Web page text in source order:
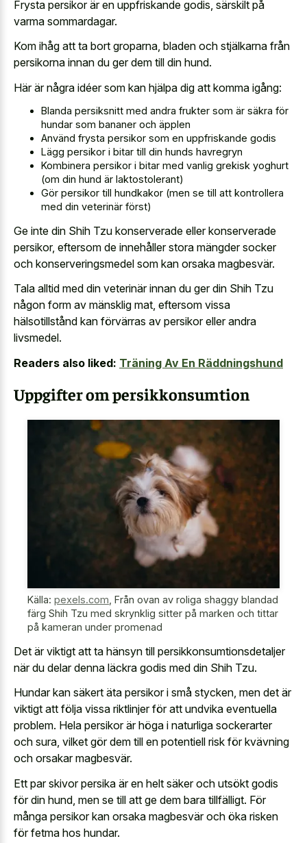
Frysta persikor är en uppfriskande godis, särskilt på
varma sommardagar.
Kom ihåg att ta bort groparna, bladen och stjälkarna från
persikorna innan du ger dem till din hund.
Här är några idéer som kan hjälpa dig att komma igång:
Blanda persiksnitt med andra frukter som är säkra för
hundar som bananer och äpplen
Använd frysta persikor som en uppfriskande godis
Lägg persikor i bitar till din hunds havregryn
Kombinera persikor i bitar med vanlig grekisk yoghurt
(om din hund är laktostolerant)
Gör persikor till hundkakor (men se till att kontrollera
med din veterinär först)
Ge inte din Shih Tzu konserverade eller konserverade
persikor, eftersom de innehåller stora mängder socker
och konserveringsmedel som kan orsaka magbesvär.
Tala alltid med din veterinär innan du ger din Shih Tzu
någon form av mänsklig mat, eftersom vissa
hälsotillstånd kan förvärras av persikor eller andra
livsmedel.
Readers also liked: Träning Av En Räddningshund
Uppgifter om persikkonsumtion
Källa: pexels.com Från ovan av roliga shaggy blandad
färg Shih Tzu med skrynklig sitter på marken och tittar
på kameran under promenad
Det är viktigt att ta hänsyn till persikkonsumtionsdetaljer
när du delar denna läckra godis med din Shih Tzu.
Hundar kan säkert äta persikor i små stycken, men det är
viktigt att följa vissa riktlinjer för att undvika eventuella
problem. Hela persikor är höga i naturliga sockerarter
och sura, vilket gör dem till en potentiell risk för kvävning
och orsakar magbesvär.
Ett par skivor persika är en helt säker och utsökt godis
för din hund, men se till att ge dem bara tillfälligt. För
många persikor kan orsaka magbesvär och öka risken
för fetma hos hundar.